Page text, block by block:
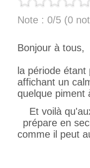
Note : 0/5 (0
Bonjour à tous,
la période
affichant un
quelque piment
Et voilà
prépare en
comme il peut